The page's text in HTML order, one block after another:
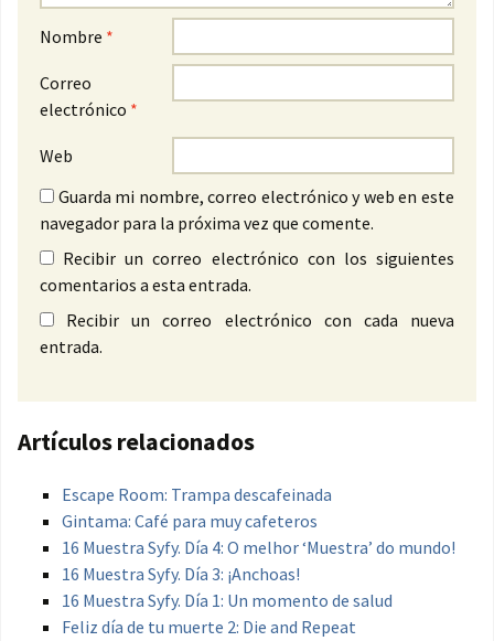
Nombre *
Correo
electrónico *
Web
Guarda mi nombre, correo electrónico y web en este
navegador para la próxima vez que comente.
Recibir un correo electrónico con los siguientes
comentarios a esta entrada.
Recibir un correo electrónico con cada nueva
entrada.
Artículos relacionados
Escape Room: Trampa descafeinada
Gintama: Café para muy cafeteros
16 Muestra Syfy. Día 4: O melhor ‘Muestra’ do mundo!
16 Muestra Syfy. Día 3: ¡Anchoas!
16 Muestra Syfy. Día 1: Un momento de salud
Feliz día de tu muerte 2: Die and Repeat